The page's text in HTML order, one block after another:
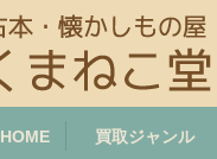
HOME 買取ジャンル